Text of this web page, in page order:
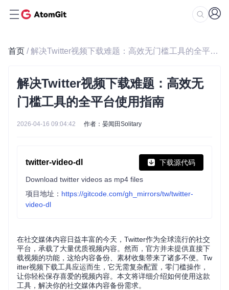
首页 / 解决Twitter视频下载难题：高效无门槛工具的全平台使用指南
解决Twitter视频下载难题：高效无
门槛工具的全平台使用指南
2026-04-16 09:04:42 作者：晏闻田Solitary
twitter-video-dl 下载源代码
Download twitter videos as mp4 files
项目地址： https://gitcode.com/gh_mirrors/tw/twitter-
video-dl
在社交媒体内容日益丰富的今天，Twitter作为全球流行的社交
平台，承载了大量优质视频内容。然而，官方并未提供直接下
载视频的功能，这给内容备份、素材收集带来了诸多不便。Tw
itter视频下载工具应运而生，它无需复杂配置，零门槛操作，
让你轻松保存喜爱的视频内容。本文将详细介绍如何使用这款
工具，解决你的社交媒体内容备份需求。